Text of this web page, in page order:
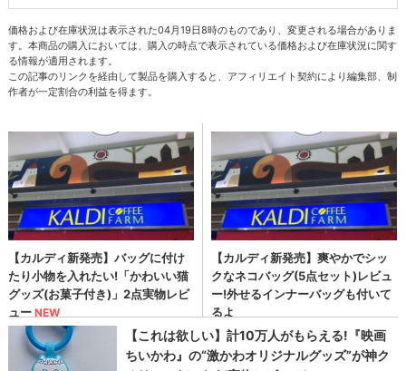
価格および在庫状況は表示された04月19日8時のものであり、変更される場合がありま
す。本商品の購入においては、購入の時点で表示されている価格および在庫状況に関す
る情報が適用されます。
この記事のリンクを経由して製品を購入すると、アフィリエイト契約により編集部、制
作者が一定割合の利益を得ます。